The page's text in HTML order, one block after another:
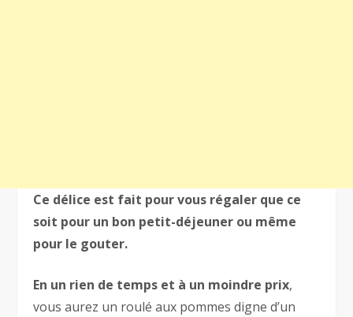
Ce délice est fait pour vous régaler que ce
soit pour un bon petit-déjeuner ou même
pour le gouter.
En un rien de temps et à un moindre prix,
vous aurez un roulé aux pommes digne d’un